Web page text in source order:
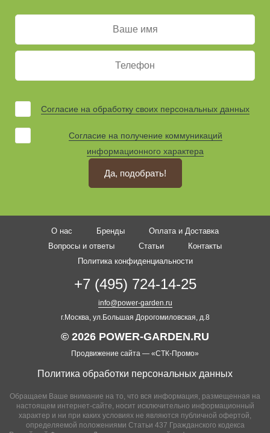
Согласие на обработку своих персональных данных
Согласие на получение коммуникаций
информационного характера
Да, подобрать!
О нас Бренды
Оплата и Доставка
Вопросы и ответы
Статьи
Контакты
Политика конфиденциальности
+7 (495) 724-14-25
info@power-garden.ru
г.Москва, ул.Большая Дорогомиловская, д.8
Обращаем Ваше внимание на то, что вся информация, размещенная на
настоящем интернет-сайте, носит исключительно информационный
характер и ни при каких условиях не являются публичной офертой,
определяемой положениями Статьи 437 Гражданского кодекса
© 2026 POWER-GARDEN.RU
Продвижение сайта — «СТК-Промо»
Политика обработки персональных данных